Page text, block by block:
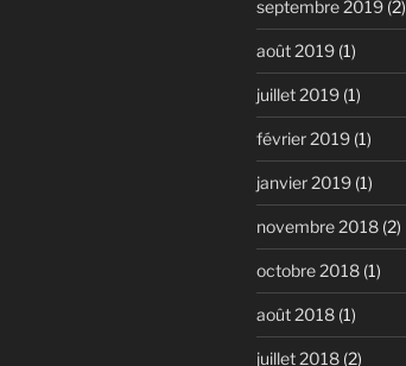
septembre 2019(2)
août 2019(1)
juillet 2019(1)
février 2019(1)
janvier 2019(1)
novembre 2018(2)
octobre 2018(1)
août 2018(1)
juillet 2018(2)